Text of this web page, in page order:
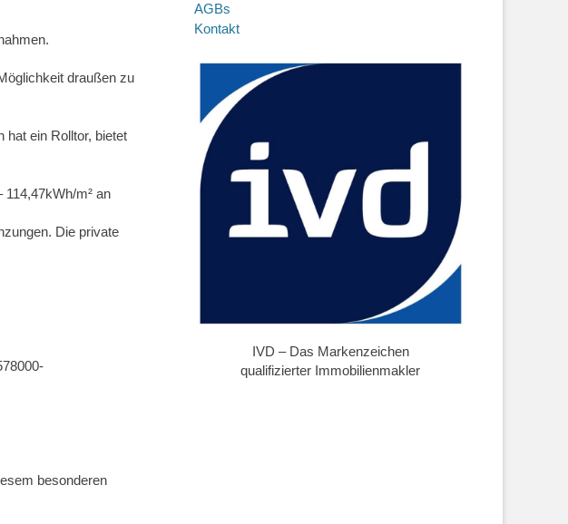
draußen zu
hat ein Rolltor, bietet
114,47kWh/m² an
Die private
besonderen
AGBs
Kontakt
IVD – Das Markenzeichen
qualifizierter Immobilienmakler